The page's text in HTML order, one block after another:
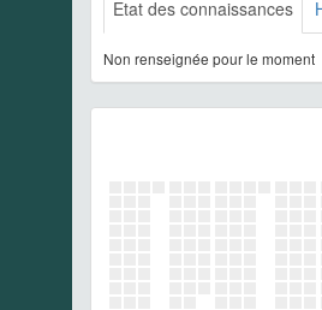
Etat des connaissances
Non renseignée pour le moment